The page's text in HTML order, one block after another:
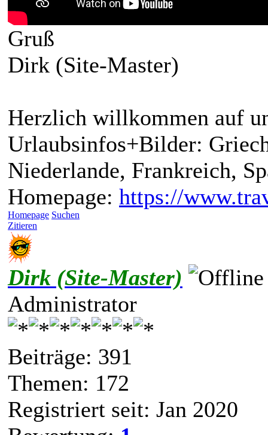
Gruß
Dirk (Site-Master)
Herzlich willkommen auf
Urlaubsinfos+Bilder:
Niederlande, Frankreich,
Homepage: https://
Homepage Suchen
Zitieren
Dirk (Site-Master)
Administrator
Beiträge: 391
Themen: 172
Registriert seit: Jan 2020